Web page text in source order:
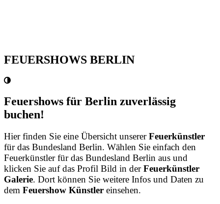
FEUERSHOWS BERLIN
Feuershows für Berlin zuverlässig
buchen!
Hier finden Sie eine Übersicht unsererFeuerkünstler
für das Bundesland Berlin. Wählen Sie einfach den
Feuerkünstler für das Bundesland Berlin aus und
klicken Sie auf das Profil Bild in derFeuerkünstler
Galerie. Dort können Sie weitere Infos und Daten zu
dem Feuershow Künstler einsehen.